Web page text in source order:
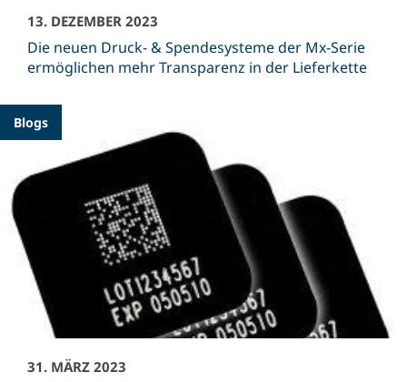
13. DEZEMBER 2023
Die neuen Druck- & Spendesysteme der Mx-Serie
ermöglichen mehr Transparenz in der Lieferkette
Blogs
31. MÄRZ 2023